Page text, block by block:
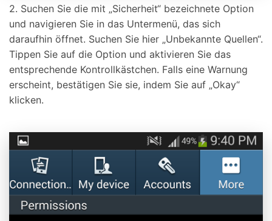
2. Suchen Sie die mit „Sicherheit“ bezeichnete Option
und navigieren Sie in das Untermenü, das sich
daraufhin öffnet. Suchen Sie hier „Unbekannte Quellen“.
Tippen Sie auf die Option und aktivieren Sie das
entsprechende Kontrollkästchen. Falls eine Warnung
erscheint, bestätigen Sie sie, indem Sie auf „Okay“
klicken.